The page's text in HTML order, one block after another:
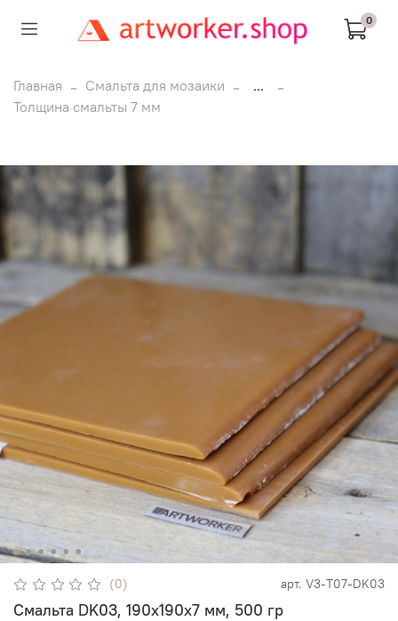
0
Главная Смальта для мозаики
...
Толщина смальты 7 мм
(0) арт. V3-T07-DK03
Смальта DK03, 190х190х7 мм, 500 гр